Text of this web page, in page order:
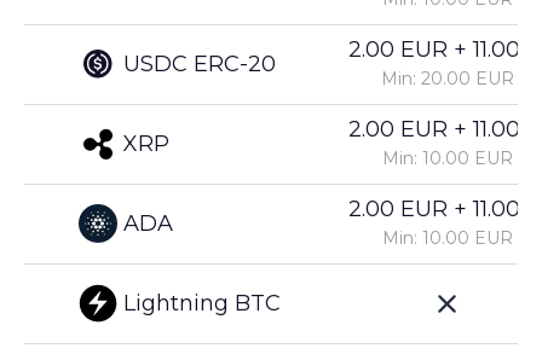
USDC ERC-20
XRP
ADA
Lightning BTC
2.00 EUR +
Min: 20.00 EUR
2.00 EUR +
Min: 10.00 EUR
2.00 EUR +
Min: 10.00 EUR